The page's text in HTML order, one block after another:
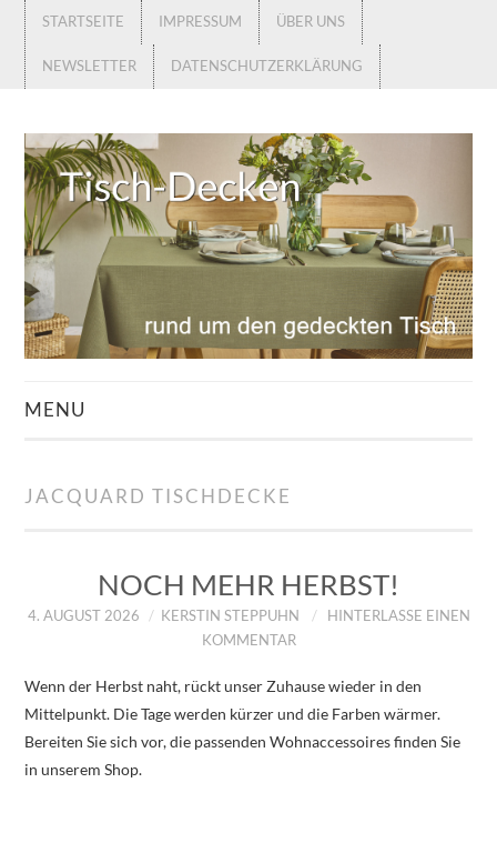
STARTSEITE IMPRESSUM ÜBER UNS
NEWSLETTER DATENSCHUTZERKLÄRUNG
MENU
ÜBER UNS
DATENSCHUTZERKLÄRUNG
JACQUARD TISCHDECKE
NOCH MEHR HERBST!
4. AUGUST 2026 KERSTIN STEPPUHN
HINTERLASSE EINEN
KOMMENTAR
Wenn der Herbst naht, rückt unser Zuhause wieder in den
Mittelpunkt. Die Tage werden kürzer und die Farben wärmer.
Bereiten Sie sich vor, die passenden Wohnaccessoires finden Sie
in unserem Shop.